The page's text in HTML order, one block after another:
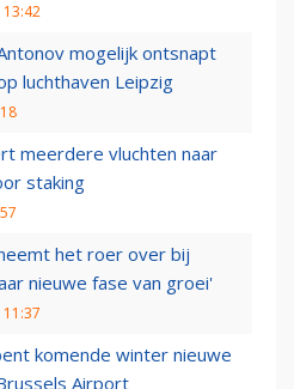
13:42
mogelijk ontsnapt
luchthaven Leipzig
meerdere vluchten naar
staking
het roer over bij
nieuwe fase van groei'
komende winter nieuwe
Airport